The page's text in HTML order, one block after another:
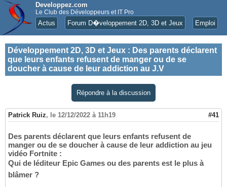
Developpez.com
Le Club des Développeurs et IT Pro
Actus Forum D�veloppement 2D, 3D et Jeux Emploi
Développement 2D, 3D et Jeux : Des parents déclarent
que leurs enfants refusent de manger ou de se
doucher à cause de leur addiction au J.V
Répondre à la discussion
Patrick Ruiz, le 12/12/2022 à 11h19 #41
Des parents déclarent que leurs enfants refusent de
manger ou de se doucher à cause de leur addiction au jeu
vidéo Fortnite :
Qui de léditeur Epic Games ou des parents est le plus à
blâmer ?